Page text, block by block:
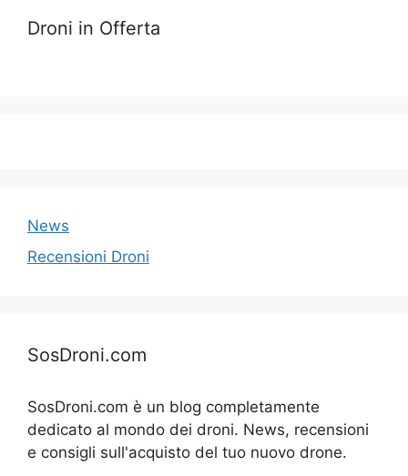
Droni in Offerta
News
Recensioni Droni
SosDroni.com
SosDroni.com è un blog completamente
dedicato al mondo dei droni. News, recensioni
e consigli sull'acquisto del tuo nuovo drone.